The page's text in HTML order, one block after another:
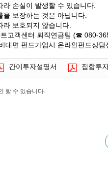
손실이 발생할 수 있습니다.
보장하는 것은 아닙니다.
보호되지 않습니다.
고객센터 퇴직연금팀 (☎ 080-
대면 펀드가입시 온라인펀드상
간이투자설명서 집합투
할 수 있습니다.